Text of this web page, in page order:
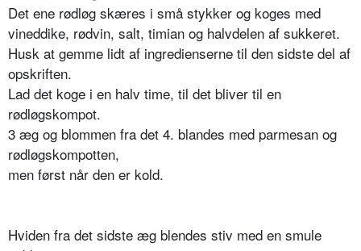
Det ene rødløg skæres i små stykker og koges med
vineddike, rødvin, salt, timian og halvdelen af sukkeret.
Husk at gemme lidt af ingredienserne til den sidste del af
opskriften.
Lad det koge i en halv time, til det bliver til en
rødløgskompot.
3 æg og blommen fra det 4. blandes med parmesan og
rødløgskompotten,
men først når den er kold.
Hviden fra det sidste æg blendes stiv med en smule